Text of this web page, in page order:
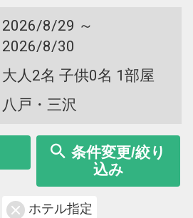
2026/8/29 ～
2026/8/30
大人2名 子供0名 1部屋
八戸・三沢
条件変更/絞り
込み
ホテル指定